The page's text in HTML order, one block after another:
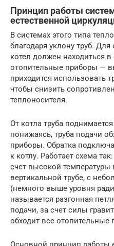
Принцип работы
естественной
В системах этого типа
благодаря уклону труб.
котел должен находиться
отопительные приборы —
приходится использовать
чтобы снизить
теплоносителя.
От котла труба
понижаясь, труба подачи
приборы. Обратка
к котлу. Работает схема
счет высокой температуры
вертикальной трубе, с
(немного выше уровня
называется разгонная
подачи, за счет силы
обходит все отопительные